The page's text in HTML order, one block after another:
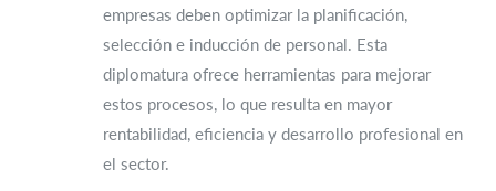
empresas deben optimizar la planificación,
selección e inducción de personal. Esta
diplomatura ofrece herramientas para mejorar
estos procesos, lo que resulta en mayor
rentabilidad, eficiencia y desarrollo profesional en
el sector.